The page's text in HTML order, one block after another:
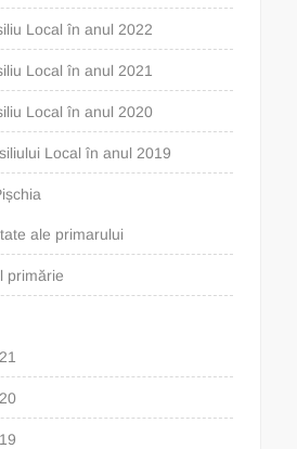
Local în anul 2022
Local în anul 2021
Local în anul 2020
Local în anul 2019
ale primarului
primărie